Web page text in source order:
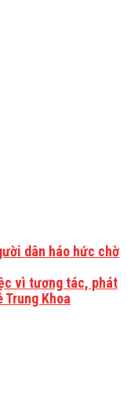
dân háo hức chờ
vì tương tác, phát
Khoa